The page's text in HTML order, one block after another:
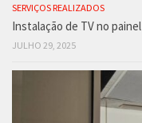
SERVIÇOS REALIZADOS
Instalação de TV no painel
JULHO 29, 2025